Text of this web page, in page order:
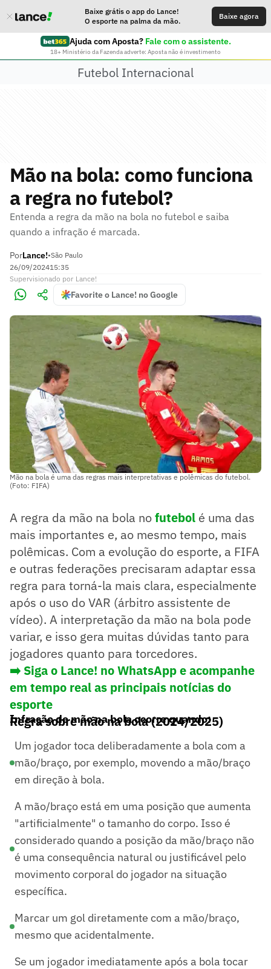
Baixe grátis o app do Lance!
O esporte na palma da mão.
Baixe agora
Ajuda com Aposta? Fale com o assistente.
18+ Ministério da Fazenda adverte: Aposta não é investimento
Futebol Internacional
Mão na bola: como funciona
a regra no futebol?
Entenda a regra da mão na bola no futebol e saiba
quando a infração é marcada.
PorLance!•São Paulo
26/09/202415:35
Supervisionado por Lance!
Favorite o Lance! no Google
Mão na bola é uma das regras mais interpretativas e polêmicas do futebol.
(Foto: FIFA)
A regra da mão na bola nofutebol é uma das
mais importantes e, ao mesmo tempo, mais
polêmicas. Com a evolução do esporte, a FIFA
e outras federações precisaram adaptar essa
regra para torná-la mais clara, especialmente
após o uso do VAR (árbitro assistente de
vídeo). A interpretação da mão na bola pode
variar, e isso gera muitas dúvidas tanto para
jogadores quanto para torcedores.
➡️ Siga o Lance! no WhatsApp e acompanhe
em tempo real as principais notícias do
esporte
Regra sobre mão na bola (2024/2025)
Infração de mão na bola ocorre quando:
Um jogador toca deliberadamente a bola com a
mão/braço, por exemplo, movendo a mão/braço
em direção à bola.
A mão/braço está em uma posição que aumenta
"artificialmente" o tamanho do corpo. Isso é
considerado quando a posição da mão/braço não
é uma consequência natural ou justificável pelo
movimento corporal do jogador na situação
específica.
Marcar um gol diretamente com a mão/braço,
mesmo que acidentalmente.
Se um jogador imediatamente após a bola tocar